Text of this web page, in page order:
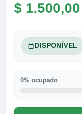
$ 1.500,00
DISPONÍVEL
0% ocupado